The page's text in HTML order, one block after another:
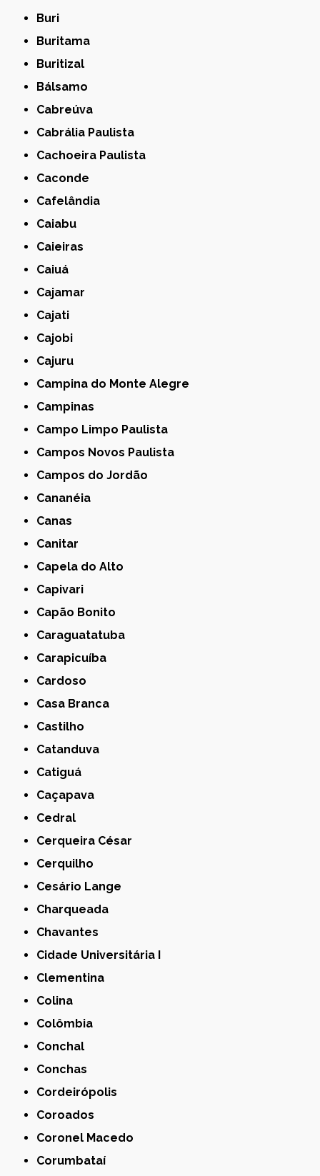
Buri
Buritama
Buritizal
Bálsamo
Cabreúva
Cabrália Paulista
Cachoeira Paulista
Caconde
Cafelândia
Caiabu
Caieiras
Caiuá
Cajamar
Cajati
Cajobi
Cajuru
Campina do Monte Alegre
Campinas
Campo Limpo Paulista
Campos Novos Paulista
Campos do Jordão
Cananéia
Canas
Canitar
Capela do Alto
Capivari
Capão Bonito
Caraguatatuba
Carapicuíba
Cardoso
Casa Branca
Castilho
Catanduva
Catiguá
Caçapava
Cedral
Cerqueira César
Cerquilho
Cesário Lange
Charqueada
Chavantes
Cidade Universitária I
Clementina
Colina
Colômbia
Conchal
Conchas
Cordeirópolis
Coroados
Coronel Macedo
Corumbataí